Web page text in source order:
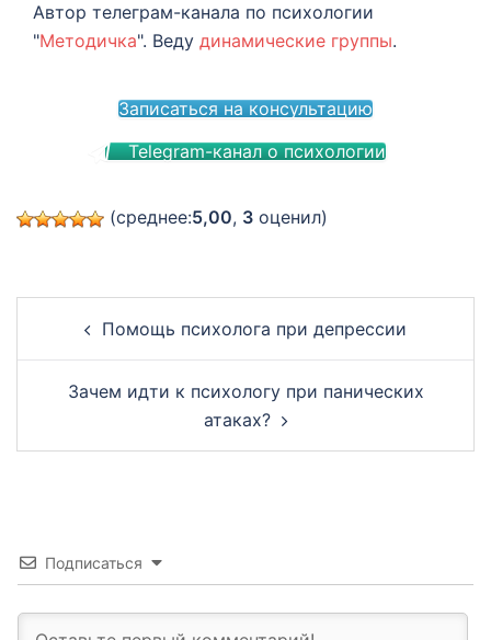
Автор телеграм-канала по психологии
"Методичка". Веду динамические группы.
Записаться на консультацию
Telegram-канал о психологии
(среднее:5,00, 3 оценил)
navigationПомощь психолога при депрессии
Зачем идти к психологу при панических
атаках?
Подписаться